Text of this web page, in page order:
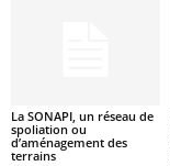
La SONAPI, un réseau de
spoliation ou
d’aménagement des
terrains